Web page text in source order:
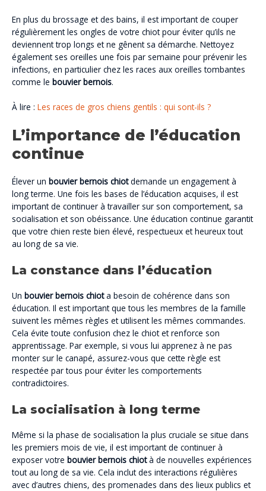
En plus du brossage et des bains, il est important de couper
régulièrement les ongles de votre chiot pour éviter qu’ils ne
deviennent trop longs et ne gênent sa démarche. Nettoyez
également ses oreilles une fois par semaine pour prévenir les
infections, en particulier chez les races aux oreilles tombantes
comme le bouvier bernois.
À lire : Les races de gros chiens gentils : qui sont-ils ?
L’importance de l’éducation
continue
Élever un bouvier bernois chiotdemande un engagement à
long terme. Une fois les bases de l’éducation acquises, il est
important de continuer à travailler sur son comportement, sa
socialisation et son obéissance. Une éducation continue garantit
que votre chien reste bien élevé, respectueux et heureux tout
au long de sa vie.
La constance dans l’éducation
Un bouvier bernois chiota besoin de cohérence dans son
éducation. Il est important que tous les membres de la famille
suivent les mêmes règles et utilisent les mêmes commandes.
Cela évite toute confusion chez le chiot et renforce son
apprentissage. Par exemple, si vous lui apprenez à ne pas
monter sur le canapé, assurez-vous que cette règle est
respectée par tous pour éviter les comportements
contradictoires.
La socialisation à long terme
Même si la phase de socialisation la plus cruciale se situe dans
les premiers mois de vie, il est important de continuer à
exposer votre bouvier bernois chiotà de nouvelles expériences
tout au long de sa vie. Cela inclut des interactions régulières
avec d’autres chiens, des promenades dans des lieux publics et